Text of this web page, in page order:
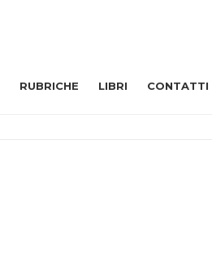
RUBRICHE LIBRI CONTATTI